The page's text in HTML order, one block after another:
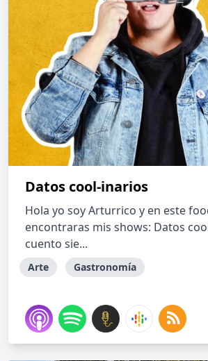
Datos cool-inarios
Hola yo soy Arturrico y en este
encontraras mis shows: Datos
cuento sie...
Arte Gastronomía